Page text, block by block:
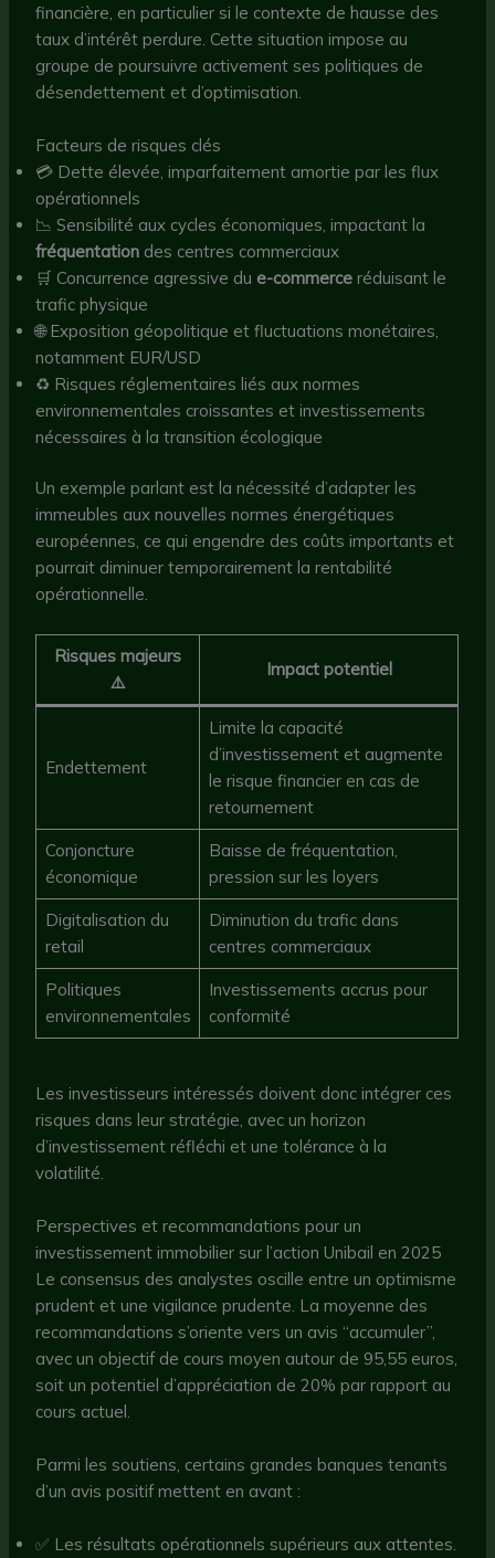
financière, en particulier si le contexte de hausse des
taux d’intérêt perdure. Cette situation impose au
groupe de poursuivre activement ses politiques de
désendettement et d’optimisation.
Facteurs de risques clés
💳 Dette élevée, imparfaitement amortie par les flux
opérationnels
📉 Sensibilité aux cycles économiques, impactant la
fréquentation des centres commerciaux
🛒 Concurrence agressive du e-commerce réduisant le
trafic physique
🌐 Exposition géopolitique et fluctuations monétaires,
notamment EUR/USD
♻️ Risques réglementaires liés aux normes
environnementales croissantes et investissements
nécessaires à la transition écologique
Un exemple parlant est la nécessité d’adapter les
immeubles aux nouvelles normes énergétiques
européennes, ce qui engendre des coûts importants et
pourrait diminuer temporairement la rentabilité
opérationnelle.
Risques majeurs
⚠️
Impact potentiel
Endettement
Limite la capacité
d’investissement et augmente
le risque financier en cas de
retournement
Conjoncture
économique
Baisse de fréquentation,
pression sur les loyers
Digitalisation du
retail
Diminution du trafic dans
centres commerciaux
Politiques
environnementales
Investissements accrus pour
conformité
Les investisseurs intéressés doivent donc intégrer ces
risques dans leur stratégie, avec un horizon
d’investissement réfléchi et une tolérance à la
volatilité.
Perspectives et recommandations pour un
investissement immobilier sur l’action Unibail en 2025
Le consensus des analystes oscille entre un optimisme
prudent et une vigilance prudente. La moyenne des
recommandations s’oriente vers un avis “accumuler”,
avec un objectif de cours moyen autour de 95,55 euros,
soit un potentiel d’appréciation de 20% par rapport au
cours actuel.
Parmi les soutiens, certains grandes banques tenants
d’un avis positif mettent en avant :
✅ Les résultats opérationnels supérieurs aux attentes.